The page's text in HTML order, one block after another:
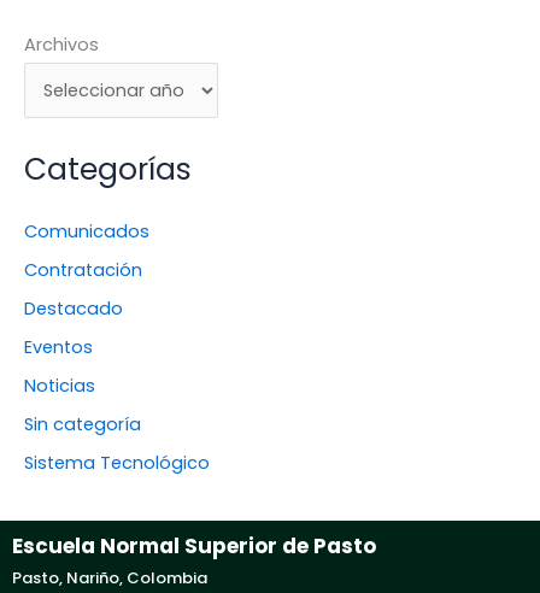
Archivos
Categorías
Comunicados
Contratación
Destacado
Eventos
Noticias
Sin categoría
Sistema Tecnológico
Escuela Normal Superior de Pasto
Pasto, Nariño, Colombia